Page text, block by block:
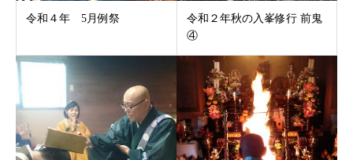
令和４年 5月例祭
令和２年秋の入峯修行 前鬼
④